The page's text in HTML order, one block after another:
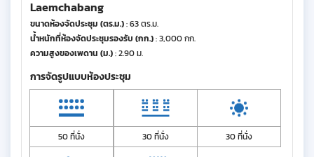
Laemchabang
ขนาดห้องจัดประชุม (ตร.ม.): 63 ตร.ม.
น้ำหนักที่ห้องจัดประชุมรองรับ (กก.): 3,000 กก.
ความสูงของเพดาน (ม.): 2.90 ม.
การจัดรูปแบบห้องประชุม
50 ที่นั่ง 30 ที่นั่ง 30 ที่นั่ง